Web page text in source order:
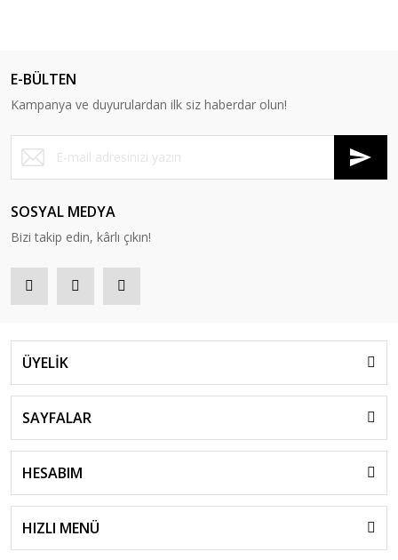
E-BÜLTEN
Kampanya ve duyurulardan ilk siz haberdar olun!
SOSYAL MEDYA
Bizi takip edin, kârlı çıkın!
ÜYELİK
SAYFALAR
HESABIM
HIZLI MENÜ